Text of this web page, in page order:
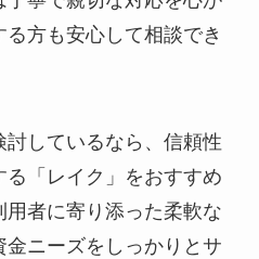
方も安心して相談でき
しているなら、信頼性
「レイク」をおすすめ
用者に寄り添った柔軟な
ニーズをしっかりとサ